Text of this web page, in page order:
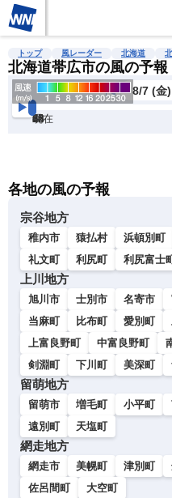
雨雲レーダー 台風情報 地
トップ 風レーダー 北海道
北海道帯広市の風の予報
8/7 (金
現在
6h
12
24
36
48
60
72
各地の風の予報
宗谷地方
稚内市 猿払村 浜頓別町
礼文町
利尻町 利尻富士
上川地方
旭川市 士別市 名寄市
当麻町
比布町 愛別町
上富良野町
中富良野町
剣淵町
下川町 美深町
留萌地方
留萌市 増毛町 小平町
遠別町
天塩町
網走地方
網走市 美幌町 津別町
佐呂間町
大空町